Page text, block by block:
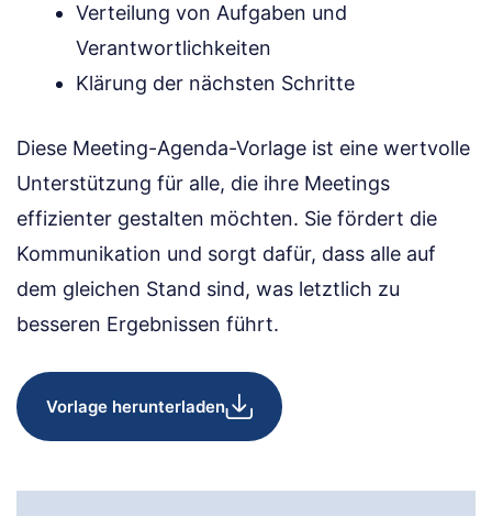
Verteilung von Aufgaben und
Verantwortlichkeiten
Klärung der nächsten Schritte
Diese Meeting-Agenda-Vorlage ist eine wertvolle
Unterstützung für alle, die ihre Meetings
effizienter gestalten möchten. Sie fördert die
Kommunikation und sorgt dafür, dass alle auf
dem gleichen Stand sind, was letztlich zu
besseren Ergebnissen führt.
Vorlage herunterladen